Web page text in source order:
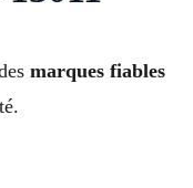
marques fiables